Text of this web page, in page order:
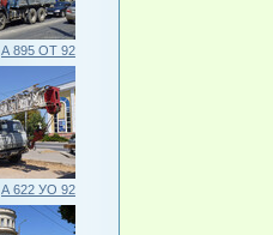
А 895 ОТ 92
А 622 УО 92